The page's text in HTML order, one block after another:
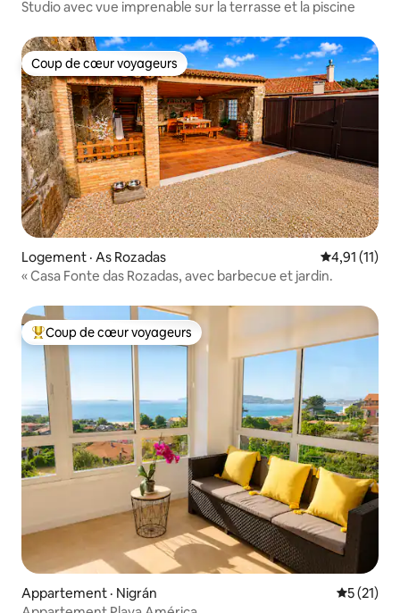
Studio avec vue imprenable sur la terrasse et la piscine
Coup de cœur voyageurs
Coup de cœur voyageurs
Logement · As Rozadas Note
4,91 (11)
« Casa Fonte das Rozadas, avec barbecue et jardin.
Coup de cœur voyageurs parmi les plus aimés
Coup de cœur voyageurs
Appartement · Nigrán Note
5 (21)